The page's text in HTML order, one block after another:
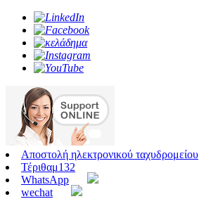
Αποστολή ηλεκτρονικού ταχυδρομείου
Τέριθαμ132
WhatsApp
wechat